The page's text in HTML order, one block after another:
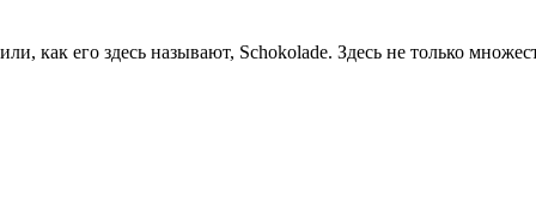
как его здесь называют, Schokolade. Здесь не только